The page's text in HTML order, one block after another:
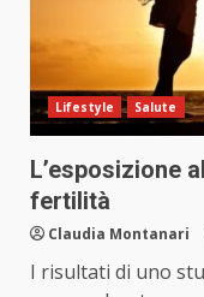
Lifestyle Salute
L’esposizione
fertilità
Claudia Montanari
I risultati di uno